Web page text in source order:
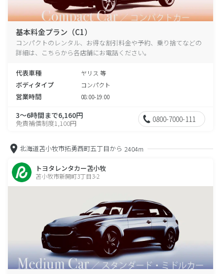
基本料金プラン（C1）
コンパクトのレンタル、お得な割引料金や予約、乗り捨てなどの
詳細は、こちらから各店舗にお電話ください。
代表車種 ヤリス 等
ボディタイプ コンパクト
営業時間 08:00-19:00
3～6時間まで6,160円
免責補償制度1,100円 0800-7000-111
北海道苫小牧市拓勇西町五丁目から 2404m
トヨタレンタカー苫小牧
苫小牧市新開町3丁目3-2